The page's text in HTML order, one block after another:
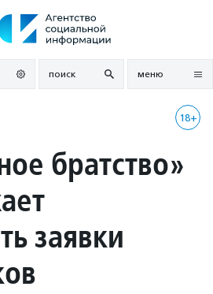
поиск меню
18+
братство»
заявки